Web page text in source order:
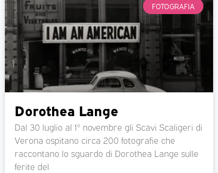
FOTOGRAFIA
Dorothea Lange
Dal 30 luglio al 1° novembre gli Scavi Scaligeri di
Verona ospitano circa 200 fotografie che
raccontano lo sguardo di Dorothea Lange sulle
ferite del